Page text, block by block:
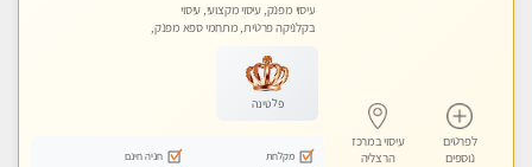
לפרטים
נוספים
עיסוי במרכז
הרצליה
עיסוי מפנק, עיסוי מקצועי, עיסוי
בקלניקה פרטית, מתחמי ספא מפנק,
פלטינה
מקלחת
חניה חינם